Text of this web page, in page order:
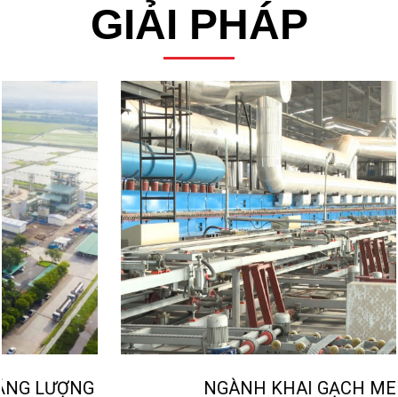
GIẢI PHÁP
NGÀNH KHAI GẠCH MEN